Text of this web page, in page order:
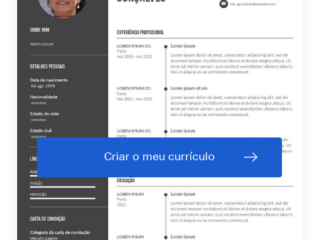
Criar o meu currículo